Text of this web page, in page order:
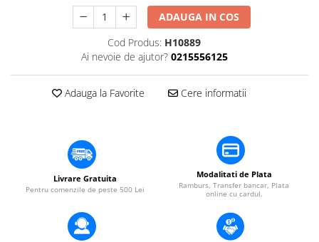
MP3 & USB players
Sisteme asistență auditivă
Controler și alimentare
Cabluri și accesorii
​​Lumină UV și neagră
Distribuitoare de putere
Dimmer & Switch Packs
ADAUGA IN COS
Cod Produs: H10889
Ai nevoie de ajutor? 0215556125
Adauga la Favorite Cere informatii
Livrare Gratuita
Pentru comenzile de peste 500 Lei
Modalitati de Plata
Ramburs, Transfer bancar, Plata
online cu cardul.